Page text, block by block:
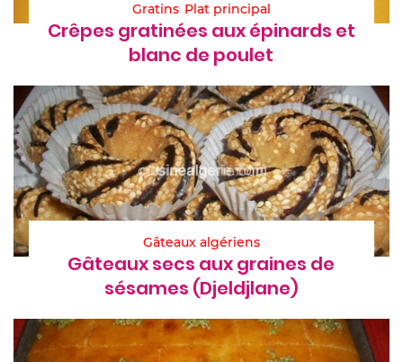
Gratins Plat principal
Crêpes gratinées aux épinards et
blanc de poulet
Gâteaux algériens
Gâteaux secs aux graines de
sésames (Djeldjlane)